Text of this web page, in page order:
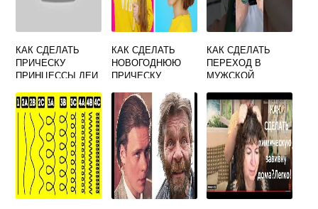
КАК СДЕЛАТЬ
ПРИЧЕСКУ
ПРИНЦЕССЫ ЛЕИ
КАК СДЕЛАТЬ
НОВОГОДНЮЮ
ПРИЧЕСКУ
КАК СДЕЛАТЬ
ПЕРЕХОД В
МУЖСКОЙ
МАШИНКОЙ ПОД
ДВЕ НАСАДКИ